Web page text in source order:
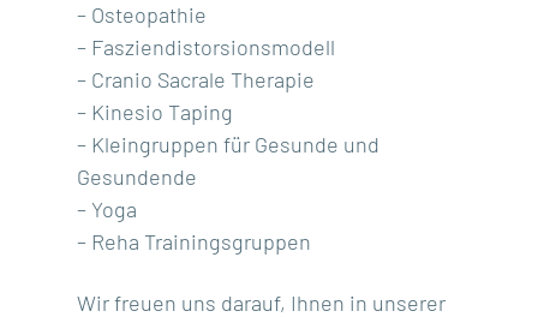
– Osteopathie
– Fasziendistorsionsmodell
– Cranio Sacrale Therapie
– Kinesio Taping
– Kleingruppen für Gesunde und
Gesundende
– Yoga
– Reha Trainingsgruppen
Wir freuen uns darauf, Ihnen in unserer